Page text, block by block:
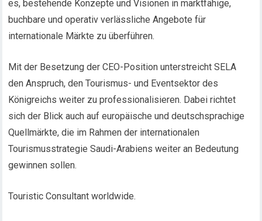
es, bestehende Konzepte und Visionen in marktfähige,
buchbare und operativ verlässliche Angebote für
internationale Märkte zu überführen.
Mit der Besetzung der CEO-Position unterstreicht SELA
den Anspruch, den Tourismus- und Eventsektor des
Königreichs weiter zu professionalisieren. Dabei richtet
sich der Blick auch auf europäische und deutschsprachige
Quellmärkte, die im Rahmen der internationalen
Tourismusstrategie Saudi-Arabiens weiter an Bedeutung
gewinnen sollen.
Touristic Consultant worldwide.